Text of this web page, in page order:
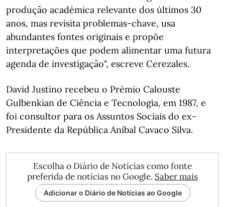
produção académica relevante dos últimos 30
anos, mas revisita problemas-chave, usa
abundantes fontes originais e propõe
interpretações que podem alimentar uma futura
agenda de investigação", escreve Cerezales.
David Justino recebeu o Prémio Calouste
Gulbenkian de Ciência e Tecnologia, em 1987, e
foi consultor para os Assuntos Sociais do ex-
Presidente da República Aníbal Cavaco Silva.
Escolha o Diário de Notícias como fonte
preferida de notícias no Google. Saber mais
Adicionar o Diário de Notícias ao Google